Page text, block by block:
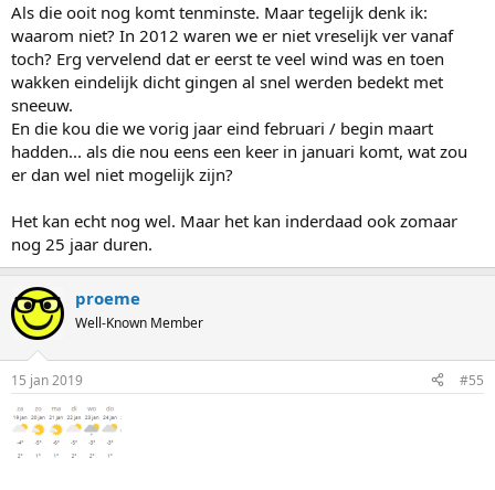
Als die ooit nog komt tenminste. Maar tegelijk denk ik:
waarom niet? In 2012 waren we er niet vreselijk ver vanaf
toch? Erg vervelend dat er eerst te veel wind was en toen
wakken eindelijk dicht gingen al snel werden bedekt met
sneeuw.
En die kou die we vorig jaar eind februari / begin maart
hadden... als die nou eens een keer in januari komt, wat zou
er dan wel niet mogelijk zijn?
Het kan echt nog wel. Maar het kan inderdaad ook zomaar
nog 25 jaar duren.
proeme
Well-Known Member
15 jan 2019 #55